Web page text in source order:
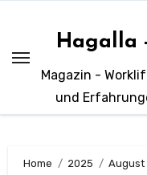
springen
Hagalla
Magazin -
und
Home 2025 August